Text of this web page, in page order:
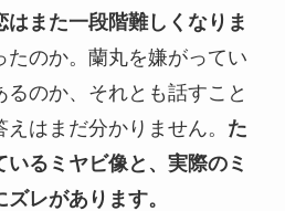
はまた一段階難しくなりま
たのか。蘭丸を嫌がってい
のか、それとも話すこと
はまだ分かりません。 た
るミヤビ像と、実際のミ
レがあります。